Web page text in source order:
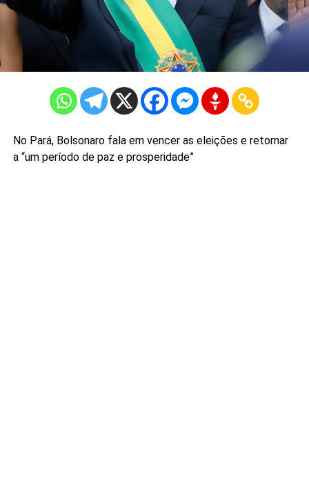
No Pará, Bolsonaro fala em vencer as eleições e retornar
a “um período de paz e prosperidade”